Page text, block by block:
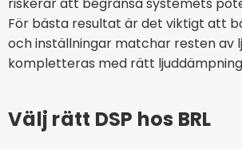
riskerar att begränsa systemets
För bästa resultat är det viktigt att
och inställningar matchar resten av
kompletteras med rätt ljuddämpning
Välj rätt DSP hos BRL